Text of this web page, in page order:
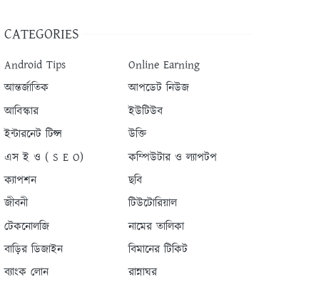
CATEGORIES
Android Tips
Online Earning
আন্তর্জাতিক
আপডেট নিউজ
আবিস্কার
ইউটিউব
ইন্টারনেট টিপ্স
উক্তি
এস ই ও ( S E O)
কম্পিউটার ও ল্যাপটপ
ক্যাপশন
ছবি
জীবনী
টিউটোরিয়াল
টেকনোলজি
নামের তালিকা
বাড়ির ডিজাইন
বিমানের টিকিট
ব্যাংক লোন
রান্নাঘর